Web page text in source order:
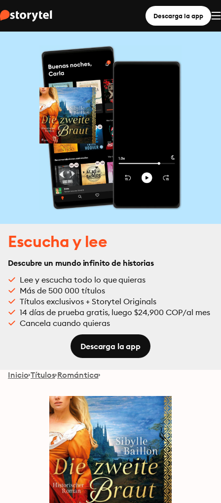
Descarga la app
Escucha y lee
Descubre un mundo infinito de historias
Lee y escucha todo lo que quieras
Más de 500 000 títulos
Títulos exclusivos + Storytel Originals
14 días de prueba gratis, luego $24,900 COP/al mes
Cancela cuando quieras
Descarga la app
Inicio Títulos Romántica